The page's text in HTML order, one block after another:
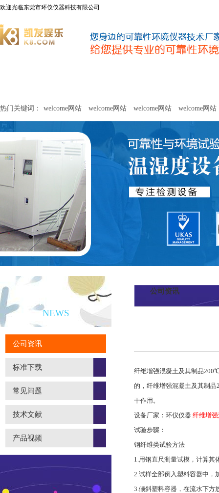
欢迎光临东莞市环仪仪器科技有限公司
关于环仪 联系环仪
热门关键词： welcome网站 welcome网站 welcome网站 welcome网站
网站 welcome网站
新闻资讯
NEWS
公司资讯
标准下载
常见问题
技术文献
产品视频
公司资讯
纤维增强混凝土及其制品
的，纤维增强混凝土及其制
干作用。
设备厂家：环仪仪器纤维增
试验步骤：
钢纤维类试验方法
1.用钢直尺测量试模，计算其
2.试样全部倒入塑料容器中，
3.倾斜塑料容器，在流水下方